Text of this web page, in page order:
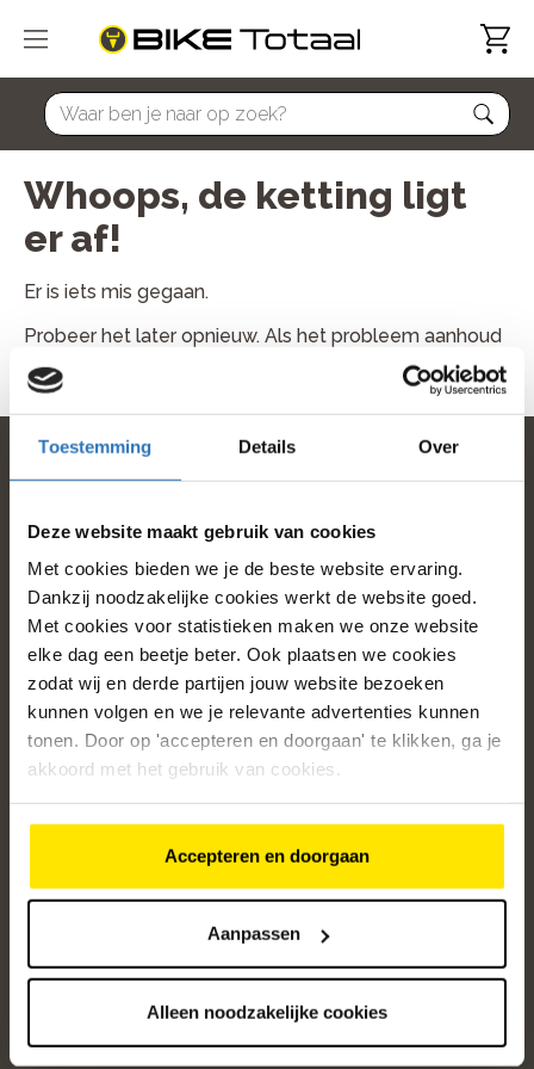
Toestemming Details Over
Deze website maakt gebruik van cookies
Met cookies bieden we je de beste website ervaring.
Dankzij noodzakelijke cookies werkt de website goed.
Met cookies voor statistieken maken we onze website
elke dag een beetje beter. Ook plaatsen we cookies
zodat wij en derde partijen jouw website bezoeken
kunnen volgen en we je relevante advertenties kunnen
tonen. Door op 'accepteren en doorgaan' te klikken, ga je
akkoord met het gebruik van cookies.
Accepteren en doorgaan
Aanpassen
Alleen noodzakelijke cookies
home
Whoops, de ketting ligt
er af!
Er is iets mis gegaan.
Probeer het later opnieuw. Als het probleem aanhoud
neem dan contact met ons op.
home
Populaire categorieën
Onze service
Klantenservice
Over ons
4.8 /5
Altijd op de hoogte van onze acties
Ontvang de beste aanbiedingen en persoonlijk advies.
Aanmelden